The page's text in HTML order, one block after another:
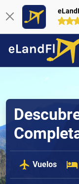
Vuelos